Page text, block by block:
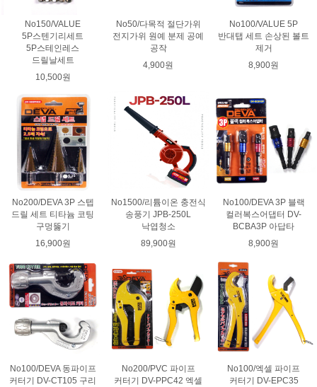
No150/VALUE
5P스텐기리세트
5P스테인레스
드릴날세트
10,500원
No50/다목적 절단가위
전지가위 원예 분제 공예
공작
4,900원
No100/VALUE 5P
반대탭 세트 손상된 볼트
제거
8,900원
No200/DEVA 3P 스텝
드릴 세트 티타늄 코팅
구멍뚫기
16,900원
No1500/리튬이온 충전식
송풍기 JPB-250L
낙엽청소
89,900원
No100/DEVA 3P 블랙
컬러복스어댑터 DV-
BCBA3P 아답타
8,900원
No100/DEVA 동파이프
커터기 DV-CT105 구리
No200/PVC 파이프
커터기 DV-PPC42 엑셀
No100/엑셀 파이프
커터기 DV-EPC35